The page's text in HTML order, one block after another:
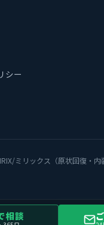
シー
ミリックス（原状回復・内
相談